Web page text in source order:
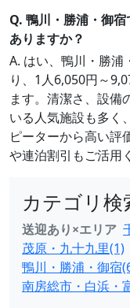
Q. 鴨川・勝浦・御
ありますか？
A. はい、鴨川・勝浦
り、1人6,050円～
ます。清潔さ、設備
いる人気施設も多く
ピーターから高い評
や連泊割引もご活用
カテゴリ検
送迎あり×エリア
茂原・九十九里(1)
鴨川・勝浦・御宿
南房総市・白浜・